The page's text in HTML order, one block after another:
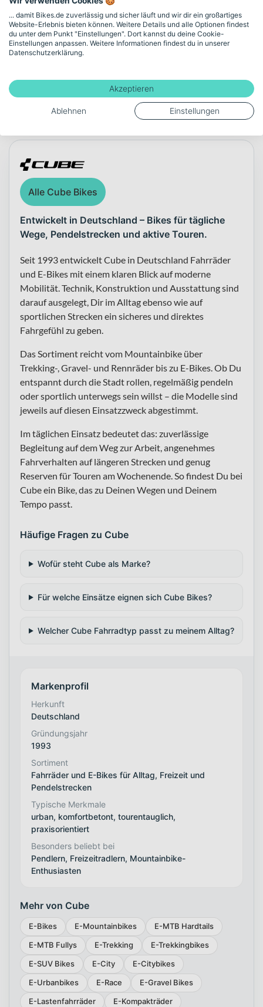
13.3
Über die Marke Cube
Alle Cube Bikes
Entwickelt in Deutschland – Bikes für tägliche
Wege, Pendelstrecken und aktive Touren.
Seit 1993 entwickelt Cube in Deutschland Fahrräder
und E-Bikes mit einem klaren Blick auf moderne
Mobilität. Technik, Konstruktion und Ausstattung sind
darauf ausgelegt, Dir im Alltag ebenso wie auf
sportlichen Strecken ein sicheres und direktes
Fahrgefühl zu geben.
Das Sortiment reicht vom Mountainbike über
Trekking-, Gravel- und Rennräder bis zu E-Bikes. Ob Du
entspannt durch die Stadt rollen, regelmäßig pendeln
oder sportlich unterwegs sein willst – die Modelle sind
jeweils auf diesen Einsatzzweck abgestimmt.
Im täglichen Einsatz bedeutet das: zuverlässige
Begleitung auf dem Weg zur Arbeit, angenehmes
Fahrverhalten auf längeren Strecken und genug
Reserven für Touren am Wochenende. So findest Du bei
Cube ein Bike, das zu Deinen Wegen und Deinem
Tempo passt.
Häufige Fragen zu Cube
Wofür steht Cube als Marke?
Für welche Einsätze eignen sich Cube Bikes?
Welcher Cube Fahrradtyp passt zu meinem Alltag?
Markenprofil
Herkunft
Deutschland
Gründungsjahr
1993
Sortiment
Fahrräder und E-Bikes für Alltag, Freizeit und
Pendelstrecken
Typische Merkmale
urban, komfortbetont, tourentauglich,
praxisorientiert
Besonders beliebt bei
Pendlern, Freizeitradlern, Mountainbike-
Enthusiasten
Mehr von Cube
E-Bikes E-Mountainbikes
E-MTB Hardtails
E-MTB Fullys
E-Trekking
E-Trekkingbikes
E-SUV Bikes
E-City
E-Citybikes
E-Urbanbikes
E-Race
E-Gravel Bikes
E-Lastenfahrräder
E-Kompakträder
... damit Bikes.de zuverlässig und sicher läuft und wir dir ein großartiges
Website-Erlebnis bieten können. Weitere Details und alle Optionen findest
du unter dem Punkt "Einstellungen". Dort kannst du deine Cookie-
Einstellungen anpassen. Weitere Informationen findest du in unserer
Datenschutzerklärung.
Akzeptieren
Ablehnen Einstellungen